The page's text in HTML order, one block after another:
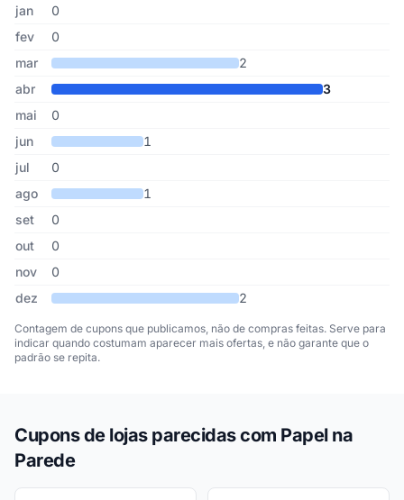
Cupons de Papel na Parede publicados por mês, somando os
Mês Cupons publicados
jan
0
fev
0
mar
2
abr
3
mai
0
jun
1
jul
0
ago
1
set
0
out
0
nov
0
dez
2
Contagem de cupons que publicamos, não de compras feitas. Serve para
indicar quando costumam aparecer mais ofertas, e não garante que o
padrão se repita.
Cupons de lojas parecidas com Papel na
Parede